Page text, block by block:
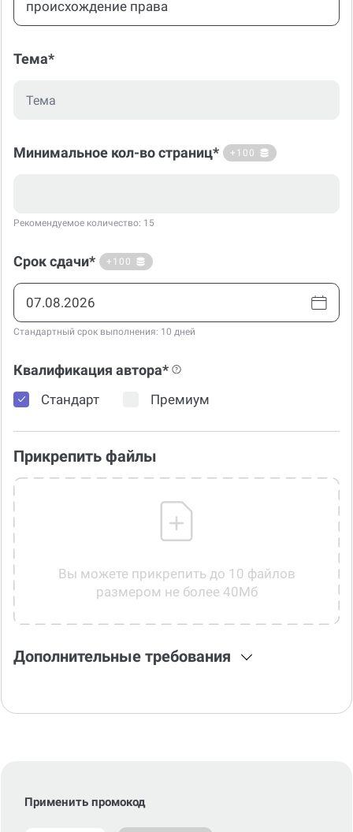
Тема*
Минимальное кол-во страниц* +100
Рекомендуемое количество: 15
Срок сдачи* +100
Стандартный срок выполнения: 10 дней
Квалификация автора*
Стандарт Премиум
Прикрепить файлы
Вы можете прикрепить до 10 файлов
размером не более 40Мб
Дополнительные требования
Применить промокод